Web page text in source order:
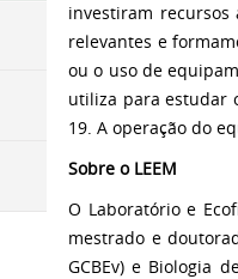
investiram
relevantes e
ou o uso de
utiliza para estudar
19. A operação do
Sobre o LEEM
O Laboratório e
mestrado e
GCBEv) e Biologia